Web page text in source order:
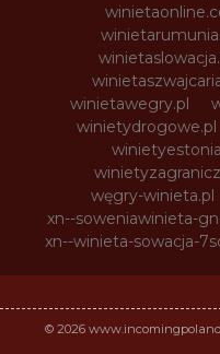
winietawegry.pl
winietydrogowe.pl
węgry-winieta.pl
xn--soweniawinieta-
xn--winieta-sowacja-
© 2026